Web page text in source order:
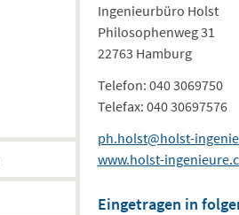
Ingenieurbüro Holst
Philosophenweg 31
22763 Hamburg
Telefon: 040 3069750
Telefax: 040 30697576
ph.holst@holst-
www.holst-
Eingetragen in